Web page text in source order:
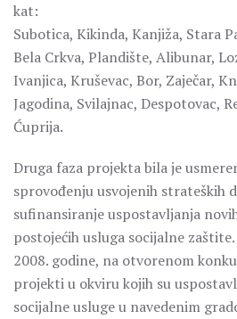
kat:
Subotica, Kikinda, Kanjiža, Stara
Bela Crkva, Plandište, Alibunar,
Ivanjica, Kruševac, Bor, Zaječar,
Jagodina, Svilajnac, Despotovac,
Ćuprija.
Druga faza projekta bila je
sprovođenju usvojenih strateških
sufinansiranje uspostavljanja
postojećih usluga socijalne
2008. godine, na otvorenom
projekti u okviru kojih su
socijalne usluge u navedenim